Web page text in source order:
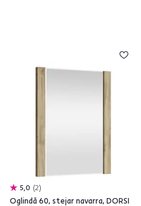
5,0 2
Oglindă 60, stejar navarra, DORSI